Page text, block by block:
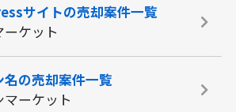
サイトの売却案件一覧
ケット
名の売却案件一覧
マーケット